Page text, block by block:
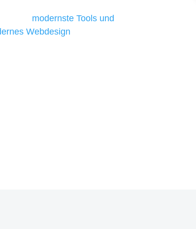
modernste Tools und
Webdesign